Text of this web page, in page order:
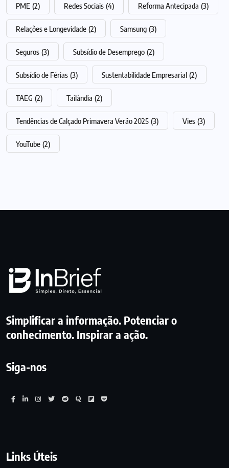
PME (2) Redes Sociais (4) Reforma Antecipada (3)
Relações e Longevidade (2) Samsung (3)
Seguros (3) Subsídio de Desemprego (2)
Subsídio de Férias (3) Sustentabilidade Empresarial (2)
TAEG (2) Tailândia (2)
Tendências de Calçado Primavera Verão 2025 (3) Vies (3)
YouTube (2)
Simplificar a informação. Potenciar o
conhecimento. Inspirar a ação.
Siga-nos
Links Úteis